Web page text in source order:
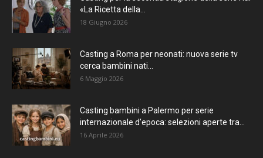
«La Ricetta della...
18 Giugno 2026
Casting a Roma per neonati: nuova serie tv
cerca bambini nati...
6 Maggio 2026
Casting bambini a Palermo per serie
internazionale d’epoca: selezioni aperte tra...
16 Aprile 2026